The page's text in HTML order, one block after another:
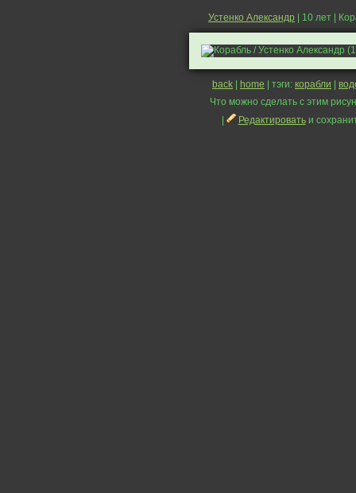
Устенко Александр | 10 лет |
back home | тэги: корабли
Что можно сделать с этим
Редактироватьи